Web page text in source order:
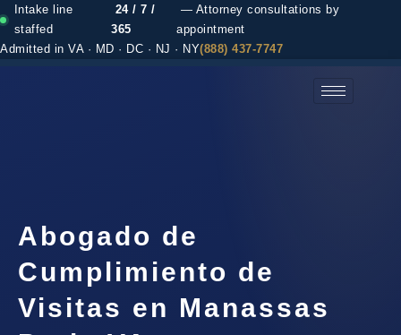
Intake line
staffed
24 / 7 /
365
— Attorney consultations by
appointment
Admitted in VA · MD · DC · NJ · NY(888) 437-7747
Abogado de
Cumplimiento de
Visitas en Manassas